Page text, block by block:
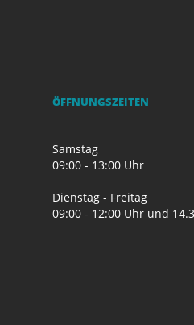
ÖFFNUNGSZEITEN
Samstag
09:00 - 13:00 Uhr
Dienstag - Freitag
09:00 - 12:00 Uhr und